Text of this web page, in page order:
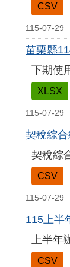
CSV
115-07-29
苗栗縣
下期使
XLSX
115-07-29
契稅綜
契稅綜
CSV
115-07-29
115上半
上半年
CSV